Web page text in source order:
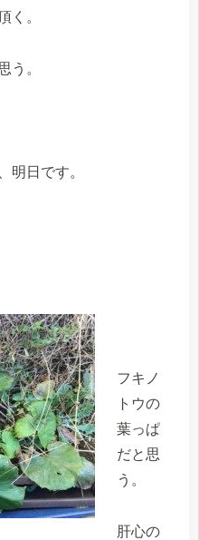
く。
う。
明日です。
フキノ
トウの
葉っぱ
だと思
う。
肝心の